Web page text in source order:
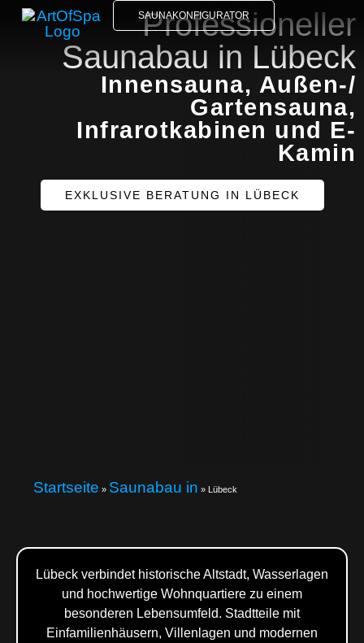
SAUNAKONFIGURATOR
Professioneller
Saunabau in Lübeck
Innensauna, Außen-/
Gartensauna,
Infrarotkabinen und E-
Kamin
EXKLUSIVE BERATUNG IN LÜBECK
Startseite » Saunabau in » Lübeck
Lübeck verbindet historische Altstadt, Wasserlagen
und hochwertige Wohnquartiere zu einem
besonderen Lebensumfeld. Stadtteile mit
Einfamilienhäusern, Villenlagen und modernen